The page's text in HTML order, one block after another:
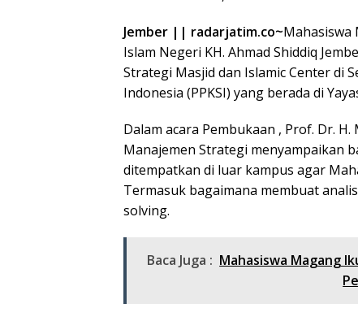
Jember || radarjatim.co~Mahasiswa
Islam Negeri KH. Ahmad Shiddiq
Strategi Masjid dan Islamic Center di
Indonesia (PPKSI) yang berada di
Dalam acara Pembukaan , Prof. Dr.
Manajemen Strategi menyampaikan
ditempatkan di luar kampus agar
Termasuk bagaimana membuat
solving.
Baca Juga : Mahasiswa Magang